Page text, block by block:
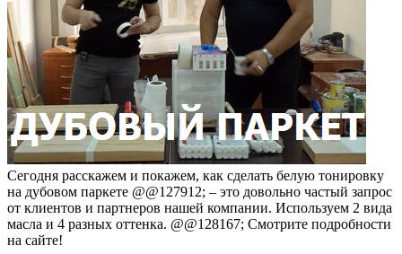
Сегодня расскажем и покажем, как сделать белую тонировку
на дубовом паркете @@127912; – это довольно частый запрос
от клиентов и партнеров нашей компании. Используем 2 вида
масла и 4 разных оттенка. @@128167; Смотрите подробности
на сайте!